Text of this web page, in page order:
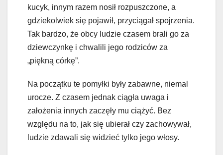
kucyk, innym razem nosił rozpuszczone, a
gdziekolwiek się pojawił, przyciągał spojrzenia.
Tak bardzo, że obcy ludzie czasem brali go za
dziewczynkę i chwalili jego rodziców za
„piękną córkę”.
Na początku te pomyłki były zabawne, niemal
urocze. Z czasem jednak ciągła uwaga i
założenia innych zaczęły mu ciążyć. Bez
względu na to, jak się ubierał czy zachowywał,
ludzie zdawali się widzieć tylko jego włosy.